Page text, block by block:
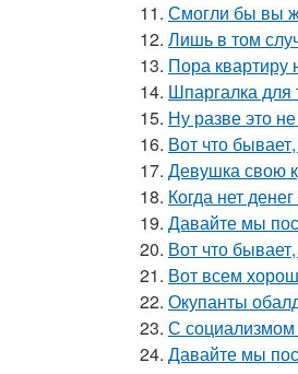
11. Смогли бы вы
12. Лишь в том
13. Пора квартиру
14. Шпаргалка для
15. Ну разве это
16. Вот что
17. Девушка свою
18. Когда нет
19. Давайте мы
20. Вот что
21. Вот всем
22. Окупанты
23. С социализмом
24. Давайте мы